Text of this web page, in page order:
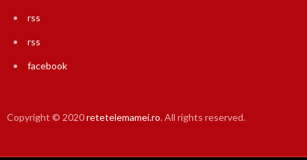
rss
rss
facebook
Copyright © 2020retetelemamei.ro. All rights reserved.